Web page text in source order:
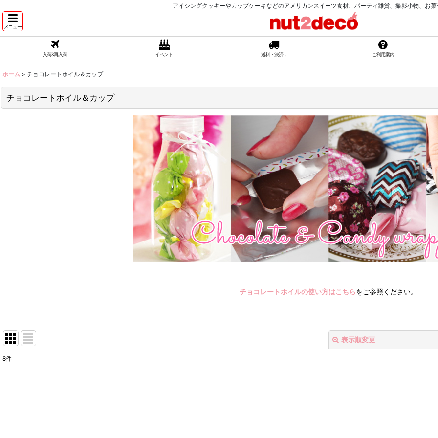
アイシングクッキーやカップケーキなどのアメリカンスイーツ食材、パーティ雑貨、撮影小物、お
メニュー
入荷&再入荷 イベント 送料・決済... ご利用案内
ホーム > チョコレートホイル＆カップ
チョコレートホイル＆カップ
チョコレートホイルの使い方はこちらをご参照ください。
表示順変更
8件